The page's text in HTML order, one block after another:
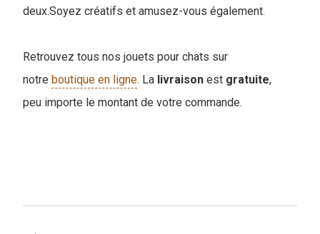
deux.Soyez créatifs et amusez-vous également.
Retrouvez tous nos jouets pour chats sur
notre boutique en ligne. La livraison est gratuite,
peu importe le montant de votre commande.